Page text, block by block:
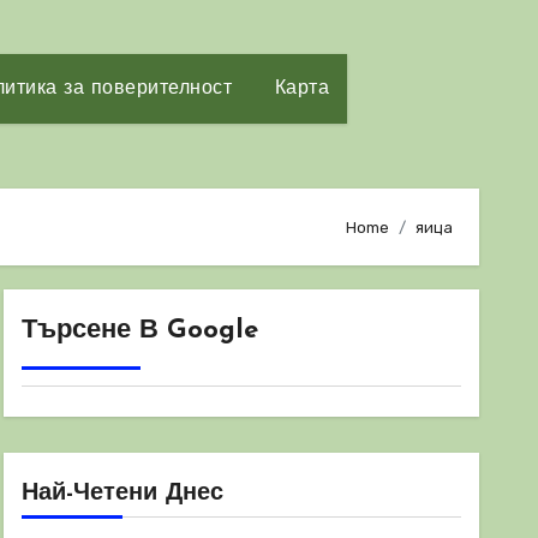
за поверителност Карта
Home яица
Търсене В Google
Най-Четени Днес